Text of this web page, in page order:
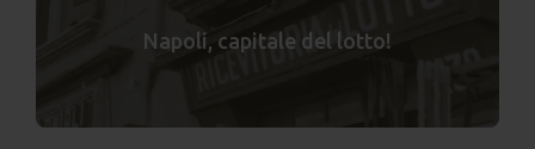
Napoli, capitale del lotto!